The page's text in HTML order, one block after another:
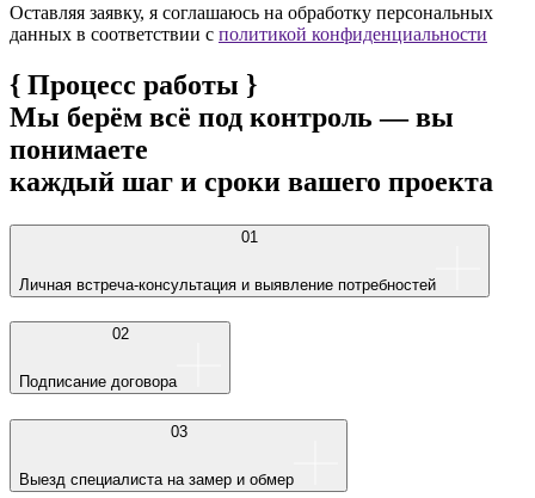
Оставляя заявку, я соглашаюсь на обработку персональных
данных в соответствии с политикой конфиденциальности
{ Процесс работы }
Мы берём всё под контроль — вы
понимаете
каждый шаг и сроки вашего проекта
01
Личная встреча-консультация и выявление потребностей
02
Подписание договора
03
Выезд специалиста на замер и обмер